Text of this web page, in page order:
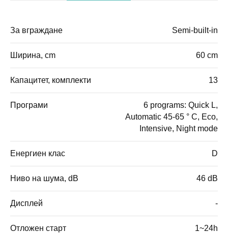
За вграждане Semi-built-in
Ширина, cm 60 cm
Капацитет, комплекти 13
Програми
6 programs: Quick L,
Automatic 45-65 ° C, Ecо,
Intensive, Night mode
Енергиен клас D
Ниво на шума, dB 46 dB
Дисплей -
Отложен старт 1~24h